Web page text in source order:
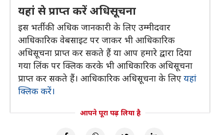
यहां से प्राप्त करें अधिसूचना
इस भर्ती की अधिक जानकारी के लिए उम्मीदवार
आधिकारिक वेबसाइट पर जाकर भी आधिकारिक
अधिसूचना प्राप्त कर सकते हैं या आप हमारे द्वारा दिया
गया लिंक पर क्लिक करके भी आधिकारिक अधिसूचना
प्राप्त कर सकते हैं। आधिकारिक अधिसूचना के लिए यहां
क्लिक करें।
आपने पूरा पढ़ लिया है